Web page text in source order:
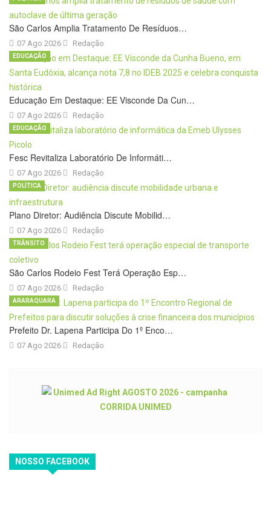
São Carlos Amplia Tratamento De Resíduos…
07 Ago 2026 Redação
Educação Em Destaque: EE Visconde Da Cun…
07 Ago 2026
EDUCAÇÃO
Redação
Fesc Revitaliza Laboratório De Informáti…
07 Ago 2026
EDUCAÇÃO
Redação
Plano Diretor: Audiência Discute Mobilid…
07 Ago 2026
POLÍTICA
Redação
São Carlos Rodeio Fest Terá Operação Esp…
07 Ago 2026
TRÂNSITO
Redação
Prefeito Dr. Lapena Participa Do 1º Enco…
07 Ago 2026
ARARAQUARA
Redação
NOSSO FACEBOOK